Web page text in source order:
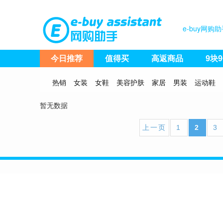
e-buy网购
今日推荐 值得买 高返商品 9块
热销 女装 女鞋 美容护肤 家居 男装 运动鞋
暂无数据
上一页 1 2 3